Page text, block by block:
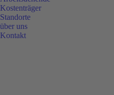
Kostenträger
Standorte
über uns
Kontakt